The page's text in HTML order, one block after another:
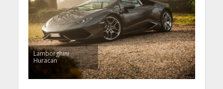
Lamborghini
Huracan